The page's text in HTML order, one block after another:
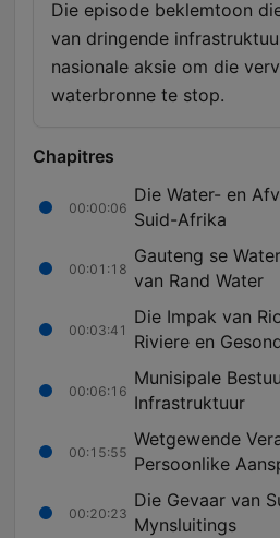
Die episode beklemtoon
van dringende
nasionale aksie om die
waterbronne te stop.
Chapitres
00:00:06
Die Water- en
Suid-Afrika
00:01:18
Gauteng se
van Rand Water
00:03:41
Die Impak van
Riviere en
00:06:16
Munisipale
Infrastruktuur
00:15:55
Wetgewende
Persoonlike
00:20:23
Die Gevaar van
Mynsluitings